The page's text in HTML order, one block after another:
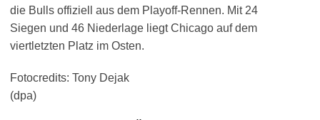
die Bulls offiziell aus dem Playoff-Rennen. Mit 24
Siegen und 46 Niederlage liegt Chicago auf dem
viertletzten Platz im Osten.
Fotocredits: Tony Dejak
(dpa)